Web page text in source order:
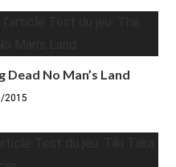
Dead No Man’s Land
2015